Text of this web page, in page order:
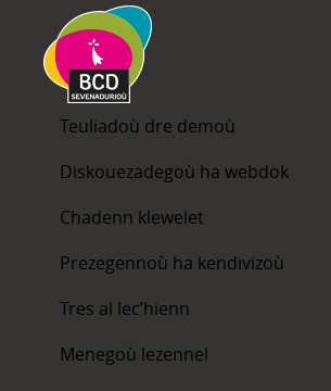
Teuliadoù dre demoù
Diskouezadegoù ha webdok
Chadenn klewelet
Prezegennoù ha kendivizoù
Tres al lec’hienn
Menegoù lezennel